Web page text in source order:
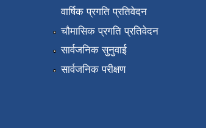
वार्षिक प्रगति प्रतिवेदन
चौमासिक प्रगति प्रतिवेदन
सार्वजनिक सुनुवाई
सार्वजनिक परीक्षण